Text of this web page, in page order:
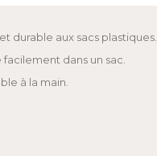
durable aux sacs plastiques.
dans un sac.
à la main.